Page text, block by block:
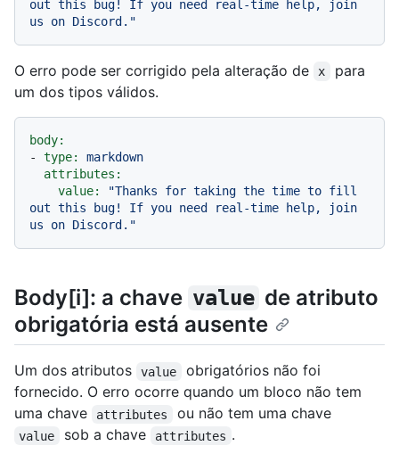
out this bug! If you need real-time help, join
us on Discord."
O erro pode ser corrigido pela alteração de x
para
um dos tipos válidos.
body:
-
type:
markdown
attributes:
value:
"Thanks for taking the time to fill
out this bug! If you need real-time help, join
us on Discord."
Body[i]: a chave value de atributo
obrigatória está ausente
Um dos atributos value
obrigatórios não foi
fornecido. O erro ocorre quando um bloco não tem
uma chave
attributes ou não tem uma chave
value sob a chave attributes .